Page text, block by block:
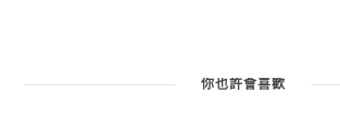
你也許會喜歡